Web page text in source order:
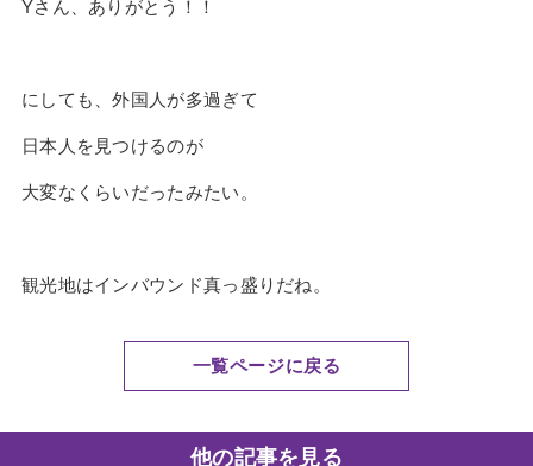
Yさん、ありがとう！！
にしても、外国人が多過ぎて
日本人を見つけるのが
大変なくらいだったみたい。
観光地はインバウンド真っ盛りだね。
一覧ページに戻る
他の記事を見る